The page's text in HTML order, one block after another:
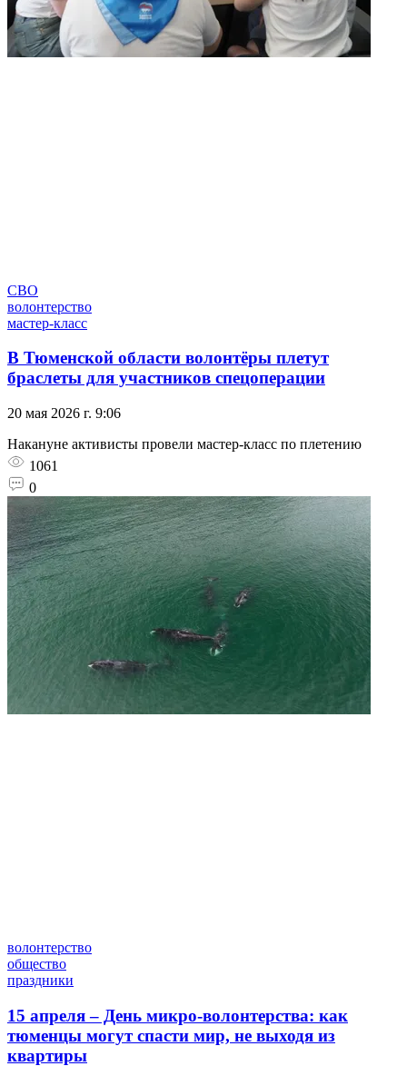
СВО
волонтерство
мастер-класс
В Тюменской области волонтёры плетут
браслеты для участников спецоперации
20 мая 2026 г. 9:06
Накануне активисты провели мастер-класс по плетению
1061
0
волонтерство
общество
праздники
15 апреля – День микро-волонтерства: как
тюменцы могут спасти мир, не выходя из
квартиры